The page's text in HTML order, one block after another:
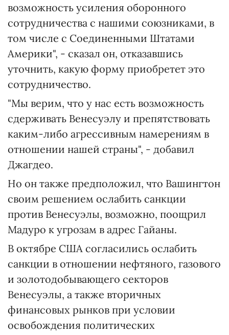
возможность усиления оборонного
сотрудничества с нашими союзниками, в
том числе с Соединенными Штатами
Америки", - сказал он, отказавшись
уточнить, какую форму приобретет это
сотрудничество.
"Мы верим, что у нас есть возможность
сдерживать Венесуэлу и препятствовать
каким-либо агрессивным намерениям в
отношении нашей страны", - добавил
Джагдео.
Но он также предположил, что Вашингтон
своим решением ослабить санкции
против Венесуэлы, возможно, поощрил
Мадуро к угрозам в адрес Гайаны.
В октябре США согласились ослабить
санкции в отношении нефтяного, газового
и золотодобывающего секторов
Венесуэлы, а также вторичных
финансовых рынков при условии
освобождения политических